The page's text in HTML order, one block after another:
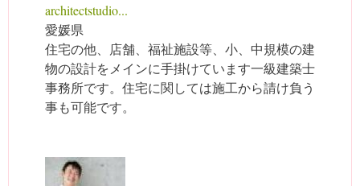
architectstudio...
愛媛県
住宅の他、店舗、福祉施設等、小、中規模の建
物の設計をメインに手掛けています一級建築士
事務所です。住宅に関しては施工から請け負う
事も可能です。